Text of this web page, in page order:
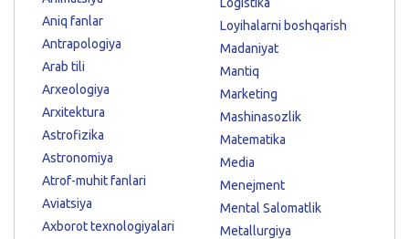
Aniq fanlar
Antrapologiya
Arab tili
Arxeologiya
Arxitektura
Astrofizika
Astronomiya
Atrof-muhit fanlari
Aviatsiya
Axborot texnologiyalari
Loyihalarni boshqarish
Madaniyat
Mantiq
Marketing
Mashinasozlik
Matematika
Media
Menejment
Mental Salomatlik
Metallurgiya